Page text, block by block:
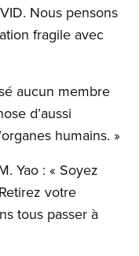
Nous pensons
fragile avec
aucun membre
d’aussi
humains. »
Yao : « Soyez
votre
tous passer à